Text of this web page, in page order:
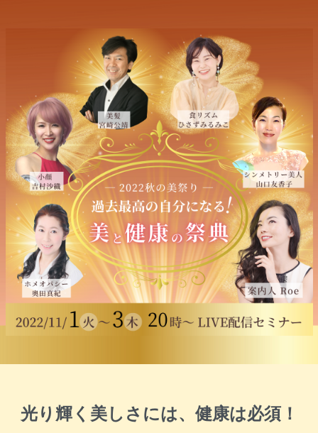
光り輝く美しさには、健康は必須！